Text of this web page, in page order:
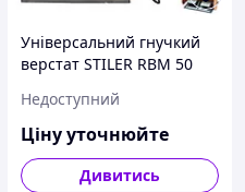
Універсальний гнучкий
верстат STILER RBM 50
Недоступний
Ціну уточнюйте
Дивитись